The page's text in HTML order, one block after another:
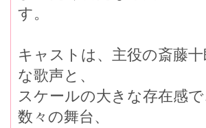
す。
キャストは、主役の斎藤
な歌声と、
スケールの大きな存在感
数々の舞台、